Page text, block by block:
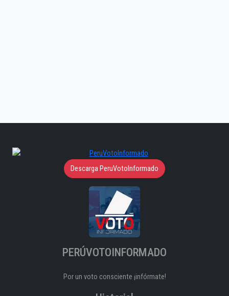
Descarga PeruVotoInformado
PERÚVOTOINFORMADO
Por un voto consciente ¡infórmate!